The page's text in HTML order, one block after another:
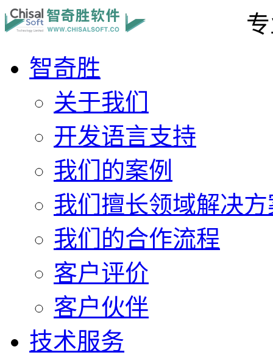
智奇胜
关于我们
开发语言支持
我们的案例
我们擅长领域解决方
我们的合作流程
客户评价
客户伙伴
技术服务